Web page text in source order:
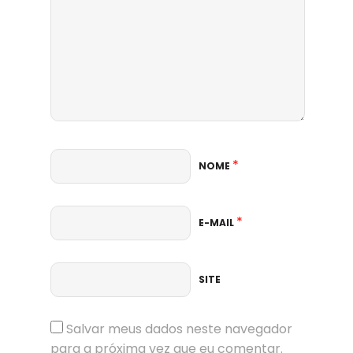
NOME *
E-MAIL *
SITE
Salvar meus dados neste navegador
para a próxima vez que eu comentar.